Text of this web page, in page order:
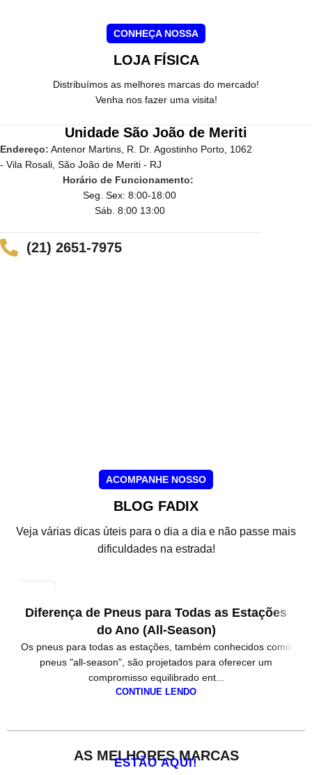
CONHEÇA NOSSA
LOJA FÍSICA
Distribuímos as melhores marcas do mercado!
Venha nos fazer uma visita!
Unidade São João de Meriti
Endereço: Antenor Martins, R. Dr. Agostinho Porto, 1062
- Vila Rosali, São João de Meriti - RJ
Horário de Funcionamento:
Seg. Sex: 8:00-18:00
Sáb. 8:00 13:00
(21) 2651-7975
ACOMPANHE NOSSO
BLOG FADIX
Veja várias dicas úteis para o dia a dia e não passe mais
dificuldades na estrada!
NOV
Diferença de Pneus para Todas as Estações
do Ano (All-Season)
Os pneus para todas as estações, também conhecidos como
pneus "all-season", são projetados para oferecer um
compromisso equilibrado ent...
CONTINUE LENDO
AS MELHORES MARCAS
ESTÃO AQUI!